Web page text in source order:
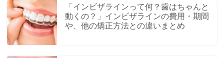
「インビザラインって何？歯はちゃんと
動くの？」インビザラインの費用・期間
や、他の矯正方法との違いまとめ